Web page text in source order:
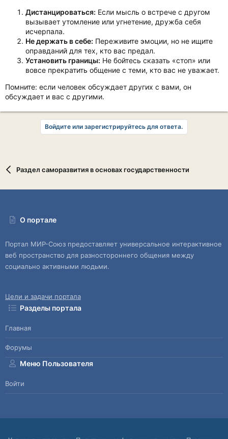
Дистанцироваться: Если мысль о встрече с другом
вызывает утомление или угнетение, дружба себя
исчерпала.
Не держать в себе: Переживите эмоции, но не ищите
оправданий для тех, кто вас предал.
Установить границы: Не бойтесь сказать «стоп» или
вовсе прекратить общение с теми, кто вас не уважает.
Помните: если человек обсуждает других с вами, он
обсуждает и вас с другими.
Войдите или зарегистрируйтесь для ответа.
Раздел саморазвития в основах государственности
О портале
Портал МИР-Союз предоставляет универсальное интерактивное
веб пространство для разностороннего общения между
социально активными людьми.
Цели и задачи портала
Разделы портала
Главная
Форумы
Меню Пользователя
Войти